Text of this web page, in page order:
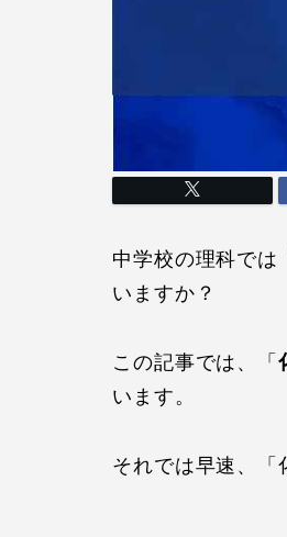
中学校の理科では
いますか？
この記事では、「
います。
それでは早速、「